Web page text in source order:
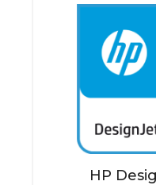
HP